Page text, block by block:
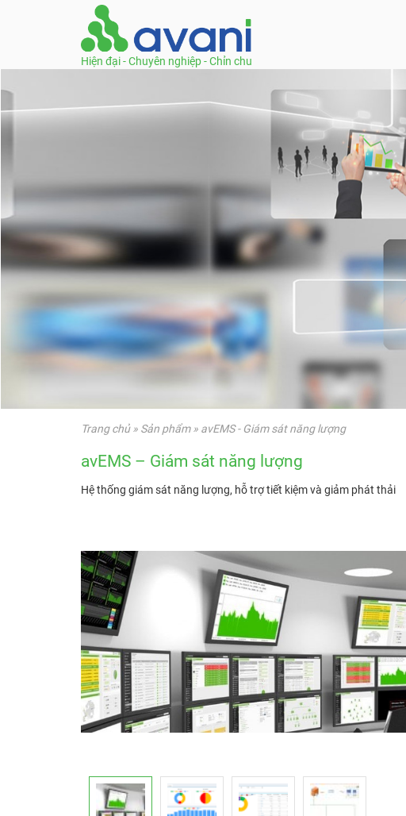
Hiện đại - Chuyên nghiệp - Chỉn chu
Trang chủ» Sản phẩm» avEMS - Giám sát năng lượng
avEMS – Giám sát năng lượng
Hệ thống giám sát năng lượng, hỗ trợ tiết kiệm và giảm phát thải